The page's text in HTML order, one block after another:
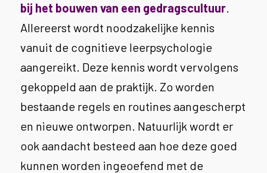
bij het bouwen van een gedragscultuur.
Allereerst wordt noodzakelijke kennis
vanuit de cognitieve leerpsychologie
aangereikt. Deze kennis wordt vervolgens
gekoppeld aan de praktijk. Zo worden
bestaande regels en routines aangescherpt
en nieuwe ontworpen. Natuurlijk wordt er
ook aandacht besteed aan hoe deze goed
kunnen worden ingeoefend met de